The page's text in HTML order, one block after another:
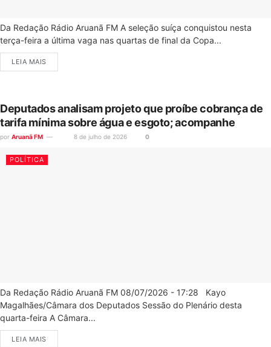
Da Redação Rádio Aruanã FM A seleção suíça conquistou nesta
terça-feira a última vaga nas quartas de final da Copa...
LEIA MAIS
Deputados analisam projeto que proíbe cobrança de
tarifa mínima sobre água e esgoto; acompanhe
por Aruanã FM 8 de julho de 2026 0
POLÍTICA
Da Redação Rádio Aruanã FM 08/07/2026 - 17:28 Kayo
Magalhães/Câmara dos Deputados Sessão do Plenário desta
quarta-feira A Câmara...
LEIA MAIS